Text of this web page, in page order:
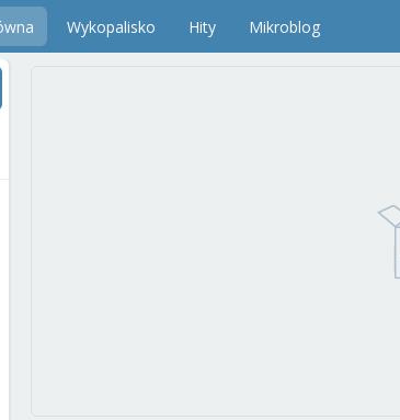
Wykopalisko Hity Mikroblog